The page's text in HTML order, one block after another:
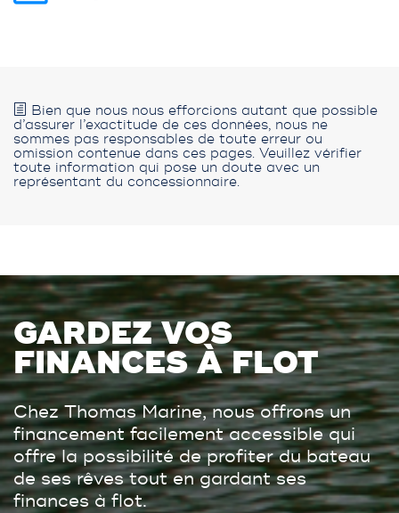
Bien que nous nous efforcions autant que possible
d’assurer l’exactitude de ces données, nous ne
sommes pas responsables de toute erreur ou
omission contenue dans ces pages. Veuillez vérifier
toute information qui pose un doute avec un
représentant du concessionnaire.
GARDEZ VOS
FINANCES À FLOT
Chez Thomas Marine, nous offrons un
financement facilement accessible qui
offre la possibilité de profiter du bateau
de ses rêves tout en gardant ses
finances à flot.